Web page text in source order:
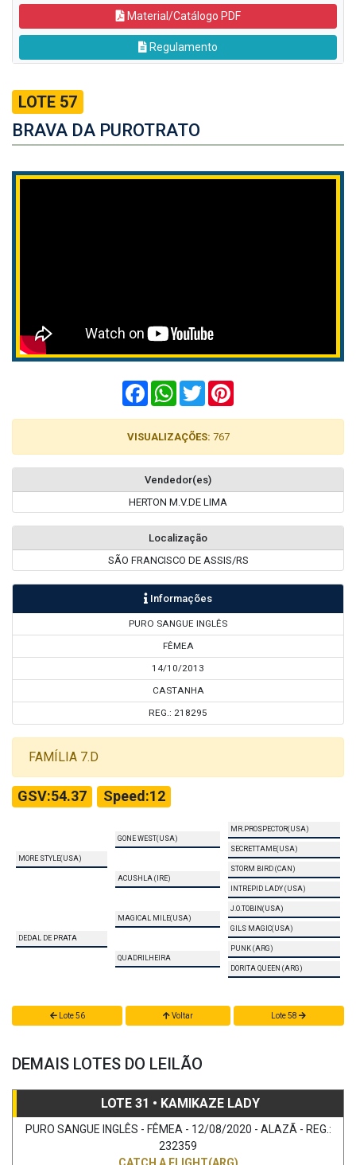
Material/Catálogo PDF
Regulamento
LOTE 57
BRAVA DA PUROTRATO
FacebookWhatsApp
Twitter
VISUALIZAÇÕES: 767
Vendedor(es)
HERTON M.V.DE LIMA
Localização
SÃO FRANCISCO DE ASSIS/RS
Informações
PURO SANGUE INGLÊS
FÊMEA
14/10/2013
CASTANHA
REG.: 218295
FAMÍLIA 7.D
GSV:54.37 Speed:12
MORE STYLE(USA)
GONE WEST(USA)
MR.PROSPECTOR(USA)
SECRETTAME(USA)
ACUSHLA (IRE)
STORM BIRD (CAN)
INTREPID LADY (USA)
DEDAL DE PRATA
MAGICAL MILE(USA)
J.O.TOBIN(USA)
GILS MAGIC(USA)
QUADRILHEIRA
PUNK (ARG)
DORITA QUEEN (ARG)
Lote 56 Voltar Lote 58
DEMAIS LOTES DO LEILÃO
LOTE 31 • KAMIKAZE LADY
PURO SANGUE INGLÊS - FÊMEA - 12/08/2020 - ALAZÃ - REG.:
232359
CATCH A FLIGHT(ARG)